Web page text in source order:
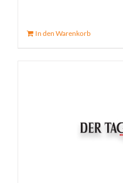
In den Warenkorb